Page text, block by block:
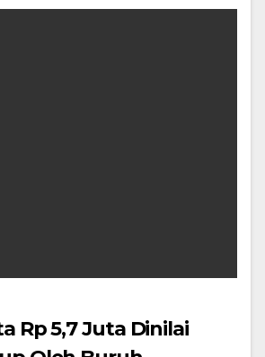
Rp 5,7 Juta Dinilai